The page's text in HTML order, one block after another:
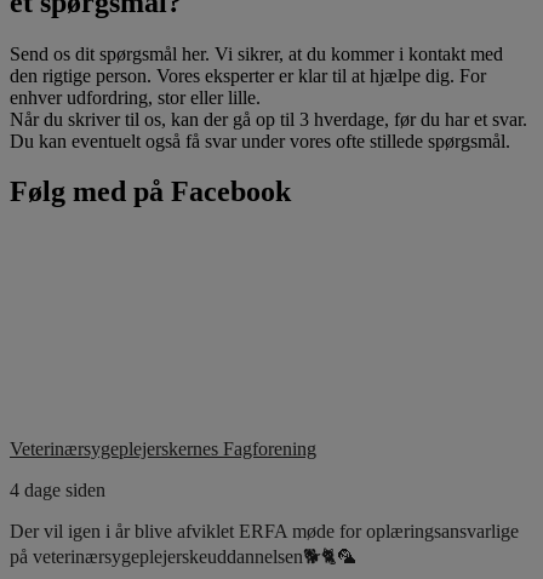
Send os dit spørgsmål her. Vi sikrer, at du kommer i kontakt med
den rigtige person. Vores eksperter er klar til at hjælpe dig. For
enhver udfordring, stor eller lille.
Når du skriver til os, kan der gå op til 3 hverdage, før du har et svar.
Du kan eventuelt også få svar under vores ofte stillede spørgsmål.
Følg med på Facebook
Veterinærsygeplejerskernes Fagforening
4 dage siden
Der vil igen i år blive afviklet ERFA møde for oplæringsansvarlige
på veterinærsygeplejerskeuddannelsen🐕🐈🦜